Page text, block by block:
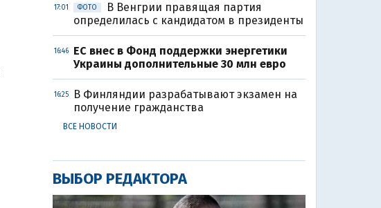
17:01 ФОТО
В Венгрии правящая партия
определилась с кандидатом в президенты
16:46
ЕС внес в Фонд поддержки энергетики
Украины дополнительные 30 млн евро
16:25
В Финляндии разрабатывают экзамен на
получение гражданства
ВСЕ НОВОСТИ
ВЫБОР РЕДАКТОРА